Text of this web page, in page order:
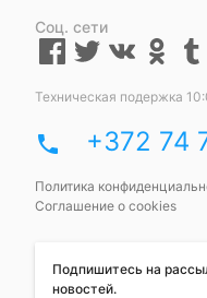
Соц. сети
Техническая подержка
phone +372 74
Политика
Соглашение о cookies
Подпишитесь на
новостей.